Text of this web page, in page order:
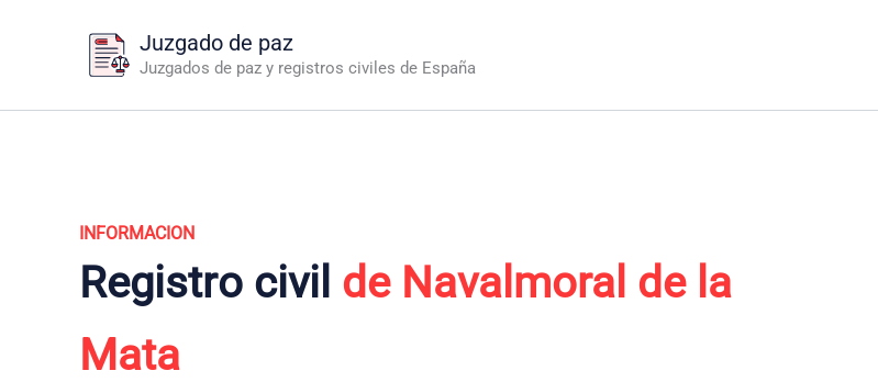
Juzgado de paz
Juzgados de paz y registros civiles de España
INFORMACION
Registro civil de Navalmoral de la
Mata